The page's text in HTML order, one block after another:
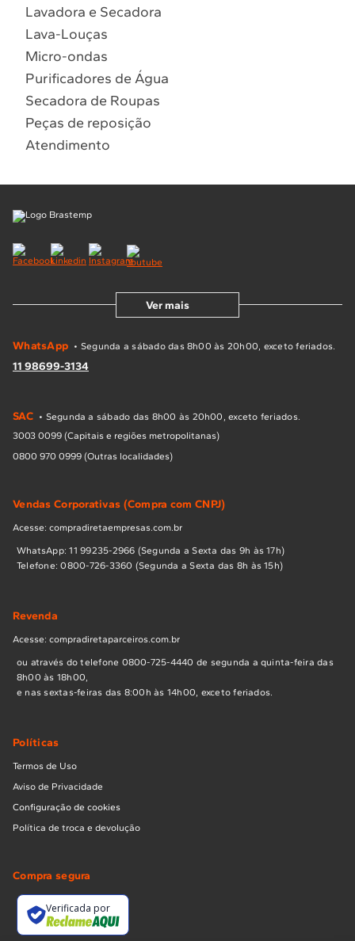
Lavadora e Secadora
Lava-Louças
Micro-ondas
Purificadores de Água
Secadora de Roupas
Peças de reposição
Atendimento
Ver mais
WhatsApp • Segunda a sábado das 8h00 às 20h00, exceto feriados.
11 98699-3134
SAC • Segunda a sábado das 8h00 às 20h00, exceto feriados.
3003 0099 (Capitais e regiões metropolitanas)
0800 970 0999 (Outras localidades)
Vendas Corporativas (Compra com CNPJ)
Acesse: compradiretaempresas.com.br
WhatsApp: 11 99235-2966 (Segunda a Sexta das 9h às 17h)
Telefone: 0800-726-3360 (Segunda a Sexta das 8h às 15h)
Revenda
Acesse: compradiretaparceiros.com.br
ou através do telefone 0800-725-4440 de segunda a quinta-feira das
8h00 às 18h00,
e nas sextas-feiras das 8:00h às 14h00, exceto feriados.
Políticas
Termos de Uso
Aviso de Privacidade
Configuração de cookies
Política de troca e devolução
Compra segura
Verificada por